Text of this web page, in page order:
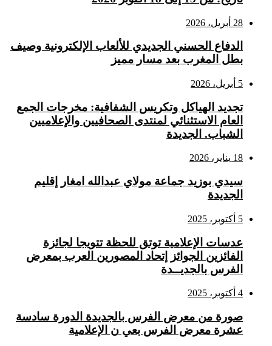
28 أبريل، 2026
الدفاع الحسني الجديدي للألعاب الإلكترونية وصيف
بطل المغرب بعد مسار مميز
5 أبريل، 2026
تجديد الهياكل وتكريس الشفافية: مخرجات الجمع
العام الاستثنائي لمنتدى الصحافيين والإعلاميين
الشباب. الجديدة
18 يناير، 2026
سيدي بوزيد جماعة مولاي عبدالله امغار إقليم
الجديدة
5 أكتوبر، 2025
عدسات الإعلامية توتق للحظة تتويجا لجائزة
الفائزين الجوائز إتحاد المصورين العرب بمعرض
الفرس بالجديــدة
4 أكتوبر، 2025
صورة من معرض الفرس بالجديدة الدورة سادسة
عشرة معرض الفرس بعي ن الإعلامية